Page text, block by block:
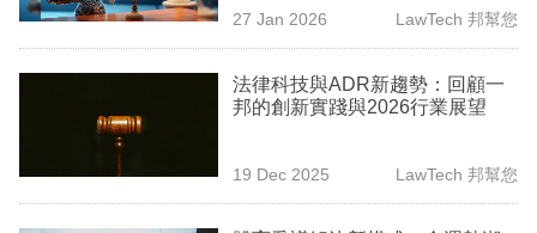
27 Jan 2026 LawTech 邦幫您
法律科技與ADR新趨勢：回顧一
邦的創新實踐與2026行業展望
19 Dec 2025 LawTech 邦幫您